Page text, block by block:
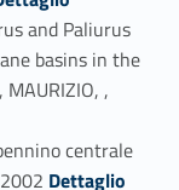
and Paliurus
basins in the
,
centrale
Link identifier #identifier_person_175076-78
Dettaglio